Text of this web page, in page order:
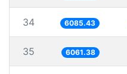
34 6085.43
35 6061.38